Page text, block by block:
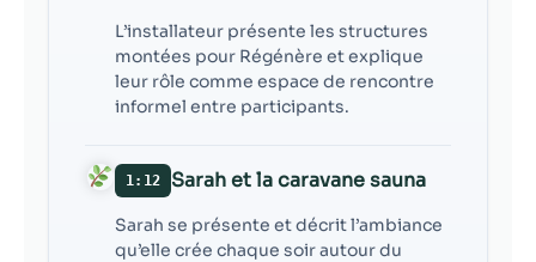
L’installateur présente les structures
montées pour Régénère et explique
leur rôle comme espace de rencontre
informel entre participants.
1:12 Sarah et la caravane sauna
Sarah se présente et décrit l’ambiance
qu’elle crée chaque soir autour du
voir du
contenu et des
offres
personnalisés.